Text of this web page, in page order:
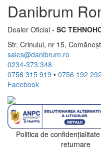
Danibrum
Dealer Oficial - SC
Str. Crinului, nr 15,
sales@danibrum.ro
0234-373.348
0756 315 919 • 0756 192 292
Facebook
Politica de confidenţialitate
returnare